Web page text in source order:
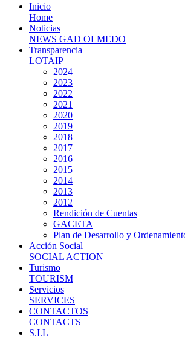
Inicio
Home
Noticias
NEWS GAD OLMEDO
Transparencia
LOTAIP
2024
2023
2022
2021
2020
2019
2018
2017
2016
2015
2014
2013
2012
Rendición de Cuentas
GACETA
Plan de Desarrollo y
Acción Social
SOCIAL ACTION
Turismo
TOURISM
Servicios
SERVICES
CONTACTOS
CONTACTS
S.I.L